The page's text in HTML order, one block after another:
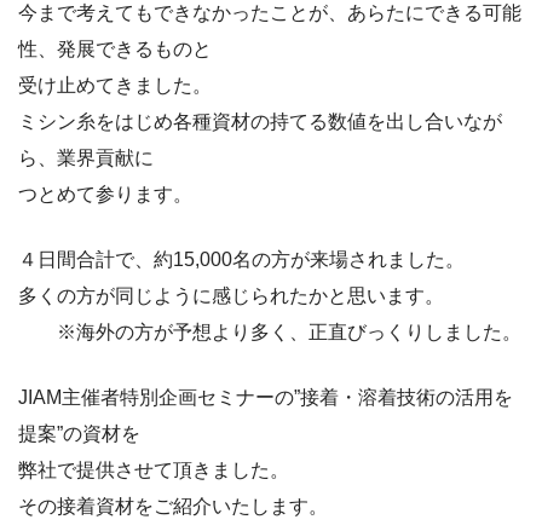
今まで考えてもできなかったことが、あらたにできる可能
性、発展できるものと
受け止めてきました。
ミシン糸をはじめ各種資材の持てる数値を出し合いなが
ら、業界貢献に
つとめて参ります。
４日間合計で、約15,000名の方が来場されました。
多くの方が同じように感じられたかと思います。
※海外の方が予想より多く、正直びっくりしました。
JIAM主催者特別企画セミナーの”接着・溶着技術の活用を
提案”の資材を
弊社で提供させて頂きました。
その接着資材をご紹介いたします。